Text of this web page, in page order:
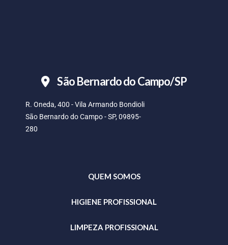
São Bernardo do Campo/SP
R. Oneda, 400 - Vila Armando Bondioli
São Bernardo do Campo - SP, 09895-
280
QUEM SOMOS
HIGIENE PROFISSIONAL
LIMPEZA PROFISSIONAL